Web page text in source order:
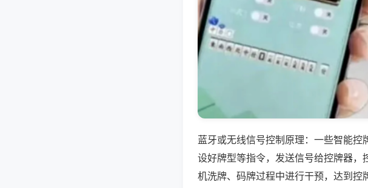
蓝牙或无线信号控制原理：一些智能
设好牌型等指令，发送信号给控牌器
机洗牌、码牌过程中进行干预，达到控